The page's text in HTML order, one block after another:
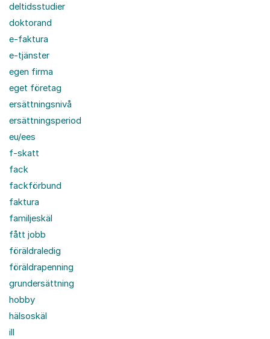
deltidsstudier
doktorand
e-faktura
e-tjänster
egen firma
eget företag
ersättningsnivå
ersättningsperiod
eu/ees
f-skatt
fack
fackförbund
faktura
familjeskäl
fått jobb
föräldraledig
föräldrapenning
grundersättning
hobby
hälsoskäl
ill